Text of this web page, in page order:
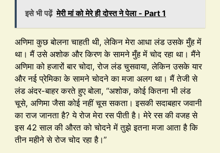
इसे भी पढ़ें मेरी मां को मेरे ही दोस्त ने पेला - Part 1
अणिमा कुछ बोलना चाहती थी, लेकिन मेरा आधा लंड उसके मुँह में
था। मैं उसे अशोक और किरण के सामने मुँह में चोद रहा था। मैंने
अणिमा को हजारों बार चोदा, रोज लंड चुसवाया, लेकिन उसके यार
और नई प्रेमिका के सामने चोदने का मजा अलग था। मैं तेजी से
लंड अंदर-बाहर करते हुए बोला, “अशोक, कोई कितना भी लंड
चूसे, अणिमा जैसा कोई नहीं चूस सकता। इसकी सदाबहार जवानी
का राज जानता है? ये रोज मेरा रस पीती है। मेरे रस की वजह से
इस 42 साल की औरत को चोदने में तुझे इतना मजा आता है कि
तीन महीने से रोज चोद रहा है।”